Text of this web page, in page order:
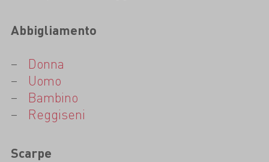
Abbigliamento
Donna
Uomo
Bambino
Reggiseni
Scarpe